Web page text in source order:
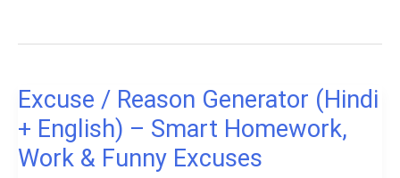
Excuse / Reason Generator (Hindi
+ English) – Smart Homework,
Work & Funny Excuses